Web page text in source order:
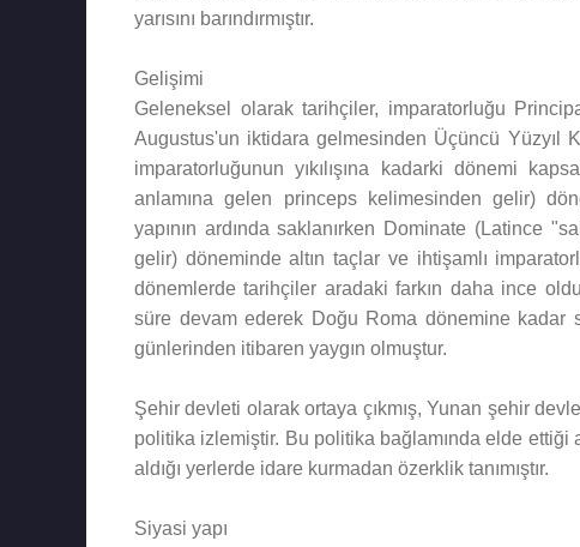
yarısını barındırmıştır.
Gelişimi
Geleneksel olarak tarihçiler, imparatorluğu
Augustus'un iktidara gelmesinden Üçüncü Yüzyıl
imparatorluğunun yıkılışına kadarki dönemi
anlamına gelen princeps kelimesinden gelir)
yapının ardında saklanırken Dominate (Latince
gelir) döneminde altın taçlar ve ihtişamlı
dönemlerde tarihçiler aradaki farkın daha ince
süre devam ederek Doğu Roma dönemine kadar
günlerinden itibaren yaygın olmuştur.
Şehir devleti olarak ortaya çıkmış, Yunan şehir
politika izlemiştir. Bu politika bağlamında elde ettiği
aldığı yerlerde idare kurmadan özerklik tanımıştır.
Siyasi yapı